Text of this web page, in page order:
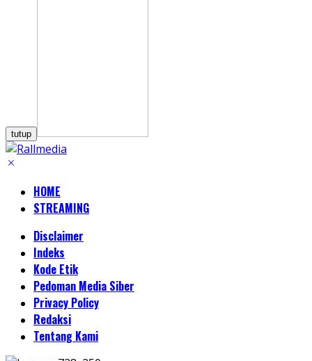
tutup
HOME
STREAMING
Disclaimer
Indeks
Kode Etik
Pedoman Media Siber
Privacy Policy
Redaksi
Tentang Kami